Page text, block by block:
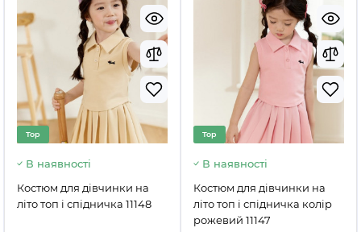
Top
В наявності
Костюм для дівчинки на
літо топ і спідничка 11148
Top
В наявності
Костюм для дівчинки на
літо топ і спідничка колір
рожевий 11147